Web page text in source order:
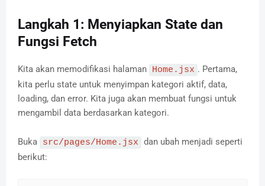
Langkah 1: Menyiapkan State dan
Fungsi Fetch
Kita akan memodifikasi halaman Home.jsx . Pertama,
kita perlu state untuk menyimpan kategori aktif, data,
loading, dan error. Kita juga akan membuat fungsi untuk
mengambil data berdasarkan kategori.
Buka src/pages/Home.jsx dan ubah menjadi seperti
berikut: